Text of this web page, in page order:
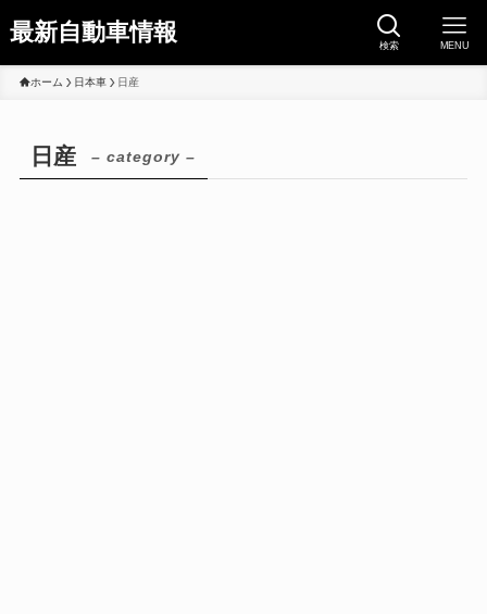
最新自動車情報 検索 MENU
ホーム 日本車 日産
日産 – category –